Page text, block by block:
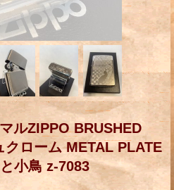
ルZIPPO BRUSHED
クローム METAL PLATE
小鳥 z-7083